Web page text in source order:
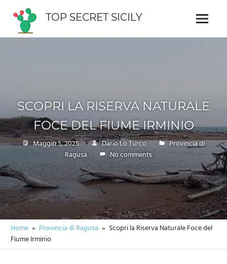
content
TOP SECRET SICILY
Guida
Menu
SCOPRI LA RISERVA NATURALE
FOCE DEL FIUME IRMINIO
Maggio 5, 2025 Dario Lo Turco
Provincia di
Ragusa
No comments
Home Provincia di Ragusa
Scopri la Riserva Naturale Foce del
Fiume Irminio